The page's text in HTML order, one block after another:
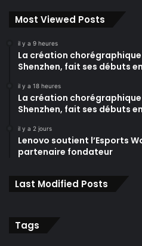
Most Viewed Posts
il y a 9 heures
La création chorégraphique
Shenzhen, fait ses débuts
il y a 18 heures
La création chorégraphique
Shenzhen, fait ses débuts
il y a 2 jours
Lenovo soutient l’Esports
partenaire fondateur
Last Modified Posts
Tags